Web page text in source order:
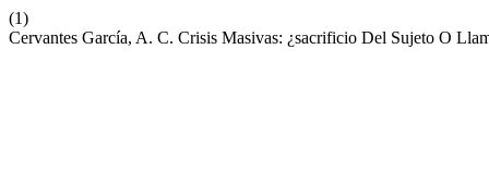
(1)
Cervantes García, A. C. Crisis Masivas: ¿sacrificio Del Sujeto O